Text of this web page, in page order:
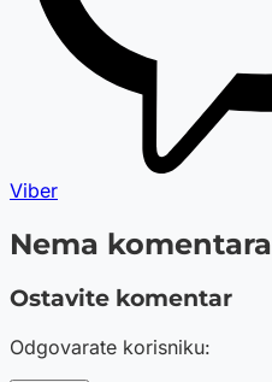
Viber
Nema komentara
Ostavite komentar
Odgovarate korisniku: